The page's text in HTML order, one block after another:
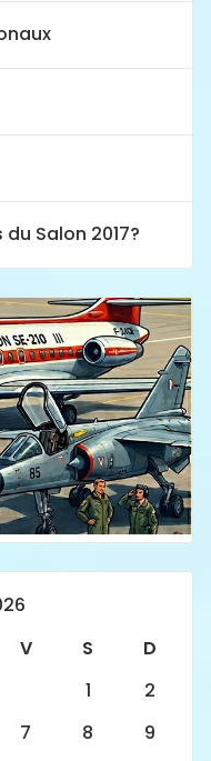
Salon 2017?
V S
D
1
2
7 8
9